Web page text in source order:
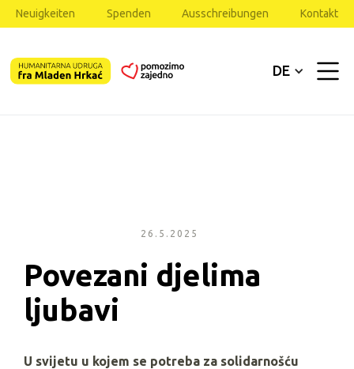
Neuigkeiten Spenden Ausschreibungen Kontakt
DE
26.5.2025
Povezani djelima
ljubavi
U svijetu u kojem se potreba za solidarnošću